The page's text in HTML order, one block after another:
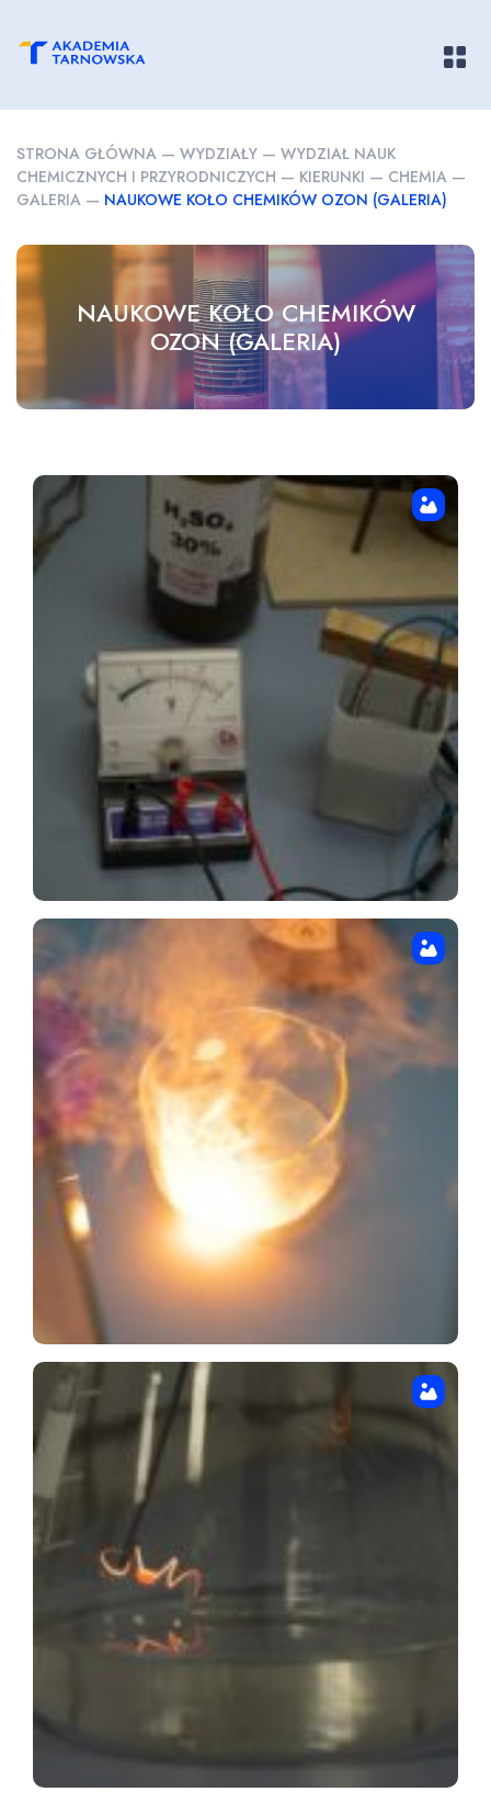
STRONA GŁÓWNA — WYDZIAŁY — WYDZIAŁ NAUK
CHEMICZNYCH I PRZYRODNICZYCH — KIERUNKI — CHEMIA —
GALERIA — NAUKOWE KOŁO CHEMIKÓW OZON (GALERIA)
NAUKOWE KOŁO CHEMIKÓW
OZON (GALERIA)